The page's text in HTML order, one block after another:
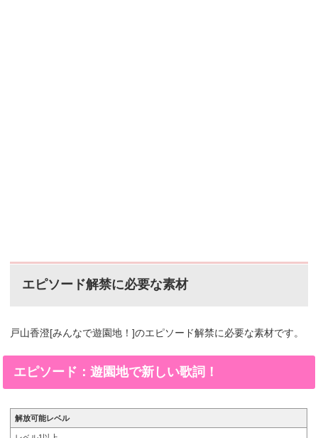
エピソード解禁に必要な素材
戸山香澄[みんなで遊園地！]のエピソード解禁に必要な素材です。
エピソード：遊園地で新しい歌詞！
解放可能レベル